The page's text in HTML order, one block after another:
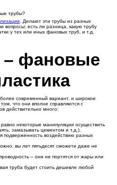
. Делают эти трубы из разных
вопросы: есть ли разница, какую трубу
у тех или иных фановых труб, и т.д.
фановые
современный вариант, и широкое
что они вполне справляются с
действительно много:
некоторые манипуляции осуществить
замазывать цементом и т.д.).
подверженность воздействию разных
вы лет пятьдесят сможете даже не
– они не портятся от жары или
труба будет стоить дешевле любой